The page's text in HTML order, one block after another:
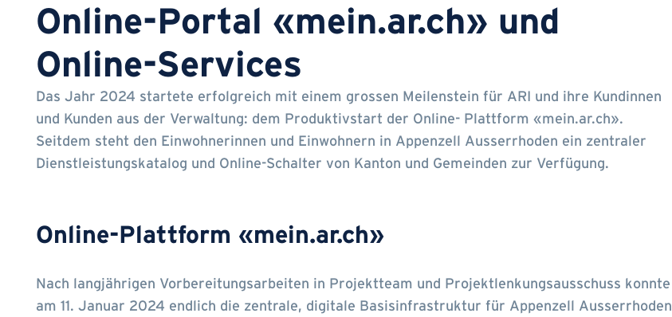
Online-Portal «mein.ar.ch» und
Online-Services
Das Jahr 2024 startete erfolgreich mit einem grossen Meilenstein für ARI und ihre Kundinnen
und Kunden aus der Verwaltung: dem Produktivstart der Online- Plattform «mein.ar.ch».
Seitdem steht den Einwohnerinnen und Einwohnern in Appenzell Ausserrhoden ein zentraler
Dienstleistungskatalog und Online-Schalter von Kanton und Gemeinden zur Verfügung.
Online-Plattform «mein.ar.ch»
Nach langjährigen Vorbereitungsarbeiten in Projektteam und Projektlenkungsausschuss konnte
am 11. Januar 2024 endlich die zentrale, digitale Basisinfrastruktur für Appenzell Ausserrhoden